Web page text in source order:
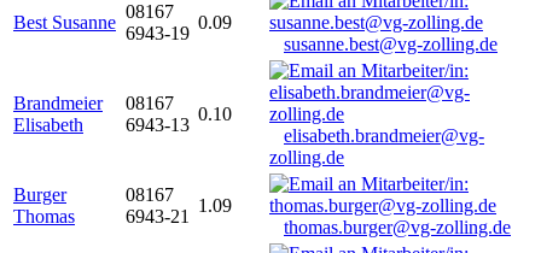
Best Susanne
08167
6943-19
0.09
susanne.best@vg-zolling.de
Brandmeier
Elisabeth
08167
6943-13
0.10
elisabeth.brandmeier@vg-
zolling.de
Burger
Thomas
08167
6943-21
1.09
thomas.burger@vg-zolling.de